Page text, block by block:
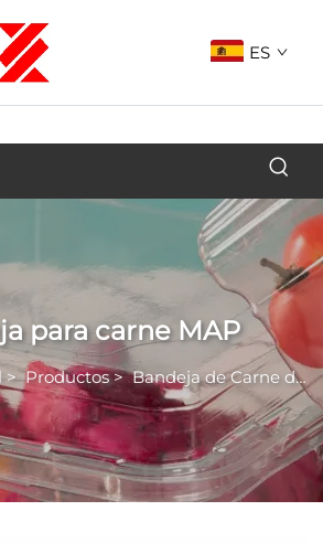
ES
para carne MAP
>Productos>Bandeja de Carne de Plástico